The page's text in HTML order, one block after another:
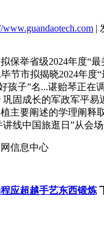
www.guandaotech.com |
举省级2024年度“最
节市拟揭晓2024年度
孩子”名...谌贻琴正在
固成长的军政军平易
主要阐述的学理阐释
线中国旅逛日”从会
信息中心
应超越手艺东西锻炼